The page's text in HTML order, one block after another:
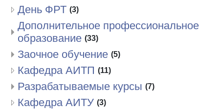
День ФРТ (3)
Дополнительное профессиональное
образование (33)
Заочное обучение (5)
Кафедра АИТП (11)
Разрабатываемые курсы (7)
Кафедра АИТУ (3)